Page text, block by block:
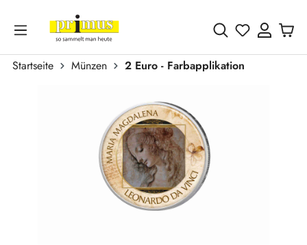
Zum Hauptinhalt springen
Du hast 0
Startseite Münzen
2 Euro - Farbapplikation